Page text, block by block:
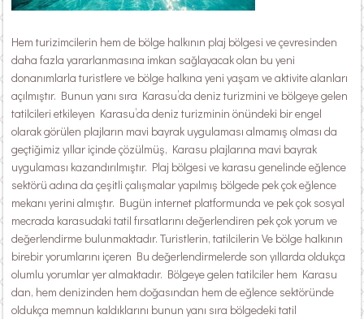
Hem turizimcilerin hem de bölge halkının plaj bölgesi ve çevresinden
daha fazla yararlanmasına imkan sağlayacak olan bu yeni
donanımlarla turistlere ve bölge halkına yeni yaşam ve aktivite alanları
açılmıştır. Bunun yanı sıra Karasu’da deniz turizmini ve bölgeye gelen
tatilcileri etkileyen Karasu’da deniz turizminin önündeki bir engel
olarak görülen plajların mavi bayrak uygulaması almamış olması da
geçtiğimiz yıllar içinde çözülmüş, Karasu plajlarına mavi bayrak
uygulaması kazandırılmıştır. Plaj bölgesi ve karasu genelinde eğlence
sektörü adına da çeşitli çalışmalar yapılmış bölgede pek çok eğlence
mekanı yerini almıştır. Bugün internet platformunda ve pek çok sosyal
mecrada karasudaki tatil fırsatlarını değerlendiren pek çok yorum ve
değerlendirme bulunmaktadır. Turistlerin, tatilcilerin Ve bölge halkının
birebir yorumlarını içeren Bu değerlendirmelerde son yıllarda oldukça
olumlu yorumlar yer almaktadır. Bölgeye gelen tatilciler hem Karasu
dan, hem denizinden hem doğasından hem de eğlence sektöründe
oldukça memnun kaldıklarını bunun yanı sıra bölgedeki tatil